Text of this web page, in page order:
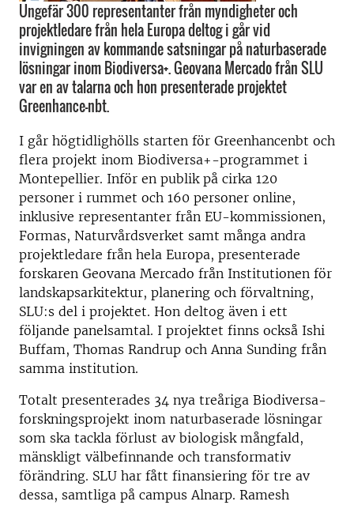
Ungefär 300 representanter från myndigheter och
projektledare från hela Europa deltog i går vid
invigningen av kommande satsningar på naturbaserade
lösningar inom Biodiversa+. Geovana Mercado från SLU
var en av talarna och hon presenterade projektet
Greenhance-nbt.
I går högtidlighölls starten för Greenhancenbt och
flera projekt inom Biodiversa+-programmet i
Montepellier. Inför en publik på cirka 120
personer i rummet och 160 personer online,
inklusive representanter från EU-kommissionen,
Formas, Naturvårdsverket samt många andra
projektledare från hela Europa, presenterade
forskaren Geovana Mercado från Institutionen för
landskapsarkitektur, planering och förvaltning,
SLU:s del i projektet. Hon deltog även i ett
följande panelsamtal. I projektet finns också Ishi
Buffam, Thomas Randrup och Anna Sunding från
samma institution.
Totalt presenterades 34 nya treåriga Biodiversa-
forskningsprojekt inom naturbaserade lösningar
som ska tackla förlust av biologisk mångfald,
mänskligt välbefinnande och transformativ
förändring. SLU har fått finansiering för tre av
dessa, samtliga på campus Alnarp. Ramesh